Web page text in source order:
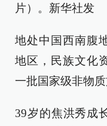
片）。新华社发
地处中国西南腹
地区，民族文化
一批国家级非物质
39岁的焦洪秀成